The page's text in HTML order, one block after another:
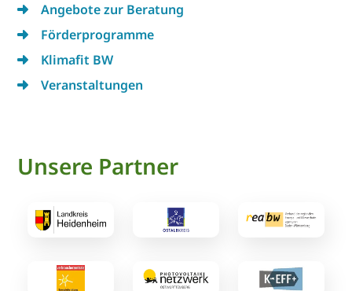
Angebote zur Beratung
Förderprogramme
Klimafit BW
Veranstaltungen
Unsere Partner